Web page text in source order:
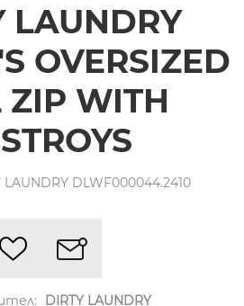
LAUNDRY
OVERSIZED
ZIP WITH
DLWF000044.2410
DIRTY LAUNDRY